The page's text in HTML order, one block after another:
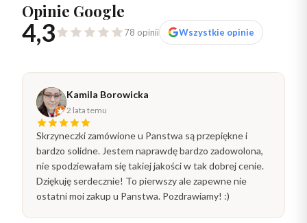
Opinie Google
4,3 78 opinii Wszystkie opinie
Kamila Borowicka
2 lata temu
Skrzyneczki zamówione u Panstwa są przepiękne i
bardzo solidne. Jestem naprawdę bardzo zadowolona,
nie spodziewałam się takiej jakości w tak dobrej cenie.
Dziękuję serdecznie! To pierwszy ale zapewne nie
ostatni moi zakup u Panstwa. Pozdrawiamy! :)